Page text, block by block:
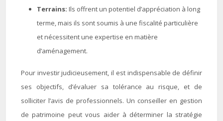
Terrains: Ils offrent un potentiel d’appréciation à long
terme, mais ils sont soumis à une fiscalité particulière
et nécessitent une expertise en matière
d’aménagement.
Pour investir judicieusement, il est indispensable de définir
ses objectifs, d’évaluer sa tolérance au risque, et de
solliciter l’avis de professionnels. Un conseiller en gestion
de patrimoine peut vous aider à déterminer la stratégie